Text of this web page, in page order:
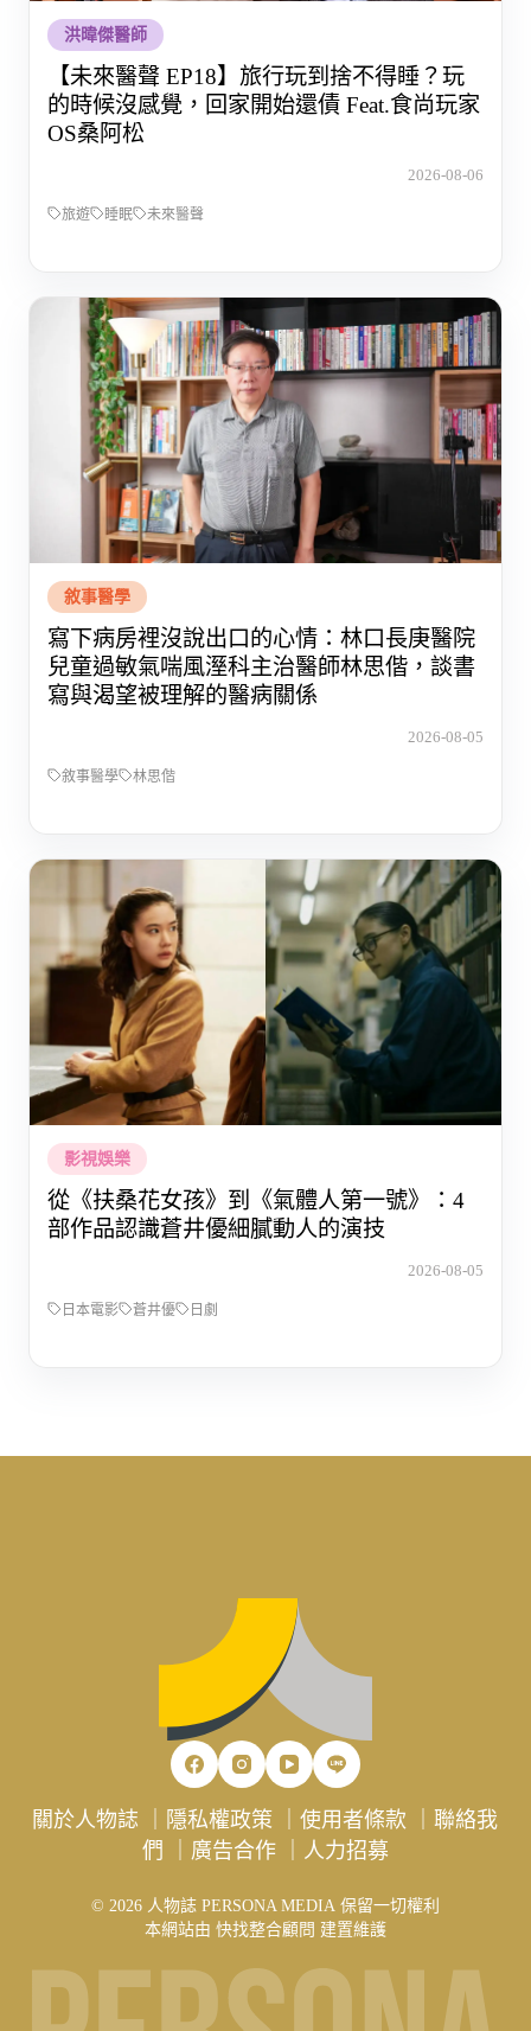
洪暐傑醫師
【未來醫聲 EP18】旅行玩到捨不得睡？玩
的時候沒感覺，回家開始還債 Feat.食尚玩家
OS桑阿松
2026-08-06
旅遊 睡眠 未來醫聲
敘事醫學
寫下病房裡沒說出口的心情：林口長庚醫院
兒童過敏氣喘風溼科主治醫師林思偕，談書
寫與渴望被理解的醫病關係
2026-08-05
敘事醫學 林思偕
影視娛樂
從《扶桑花女孩》到《氣體人第一號》：4
部作品認識蒼井優細膩動人的演技
2026-08-05
日本電影 蒼井優 日劇
關於人物誌 隱私權政策 ｜使用者條款 ｜聯絡我
們
廣告合作｜ 人力招募
© 2026 人物誌 PERSONA MEDIA 保留一切權利
本網站由 快找整合顧問 建置維護